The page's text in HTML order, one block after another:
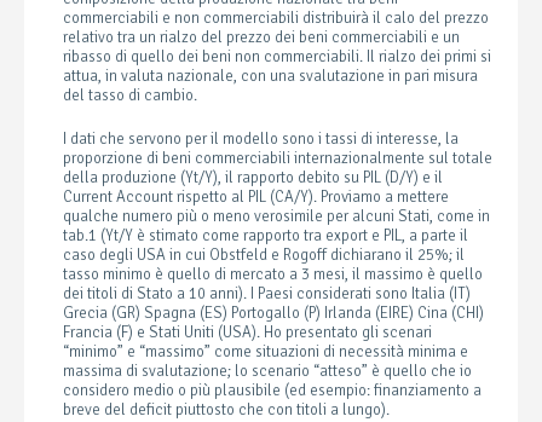
commerciabili e non commerciabili distribuirà il calo del prezzo
relativo tra un rialzo del prezzo dei beni commerciabili e un
ribasso di quello dei beni non commerciabili. Il rialzo dei primi si
attua, in valuta nazionale, con una svalutazione in pari misura
del tasso di cambio.
I dati che servono per il modello sono i tassi di interesse, la
proporzione di beni commerciabili internazionalmente sul totale
della produzione (Yt/Y), il rapporto debito su PIL (D/Y) e il
Current Account rispetto al PIL (CA/Y). Proviamo a mettere
qualche numero più o meno verosimile per alcuni Stati, come in
tab.1 (Yt/Y è stimato come rapporto tra export e PIL, a parte il
caso degli USA in cui Obstfeld e Rogoff dichiarano il 25%; il
tasso minimo è quello di mercato a 3 mesi, il massimo è quello
dei titoli di Stato a 10 anni). I Paesi considerati sono Italia (IT)
Grecia (GR) Spagna (ES) Portogallo (P) Irlanda (EIRE) Cina (CHI)
Francia (F) e Stati Uniti (USA). Ho presentato gli scenari
“minimo” e “massimo” come situazioni di necessità minima e
massima di svalutazione; lo scenario “atteso” è quello che io
considero medio o più plausibile (ed esempio: finanziamento a
breve del deficit piuttosto che con titoli a lungo).